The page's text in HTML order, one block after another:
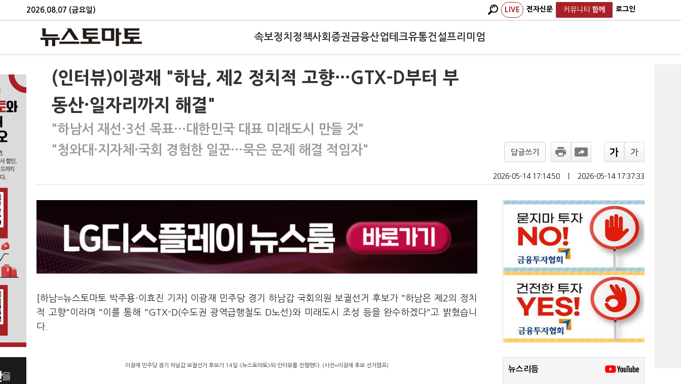
2026.08.07 (금요일) LIVE 전자신문 커뮤니티 함께 로그인
속보정치 정책사회 증권금융산업테크유통건설프리미엄
(인터뷰)이광재 "하남, 제2 정치적 고향…GTX-D부터 부
동산·일자리까지 해결"
"하남서 재선·3선 목표…대한민국 대표 미래도시 만들 것"
"청와대·지자체·국회 경험한 일꾼…묵은 문제 해결 적임자"
답글쓰기
2026-05-14 17:14:50 2026-05-14 17:37:33
[하남=뉴스토마토 박주용·이효진 기자] 이광재 민주당 경기 하남갑 국회의원 보궐선거 후보가 "하남은 제2의 정치
적 고향"이라며 "이를 통해 "GTX-D(수도권 광역급행철도 D노선)와 미래도시 조성 등을 완수하겠다"고 밝혔습니
다.
이광재 민주당 경기 하남갑 보궐선거 후보가 14일 <뉴스토마토>와 인터뷰를 진행했다. (사진=이광재 후보 선거캠프) 뉴스리듬